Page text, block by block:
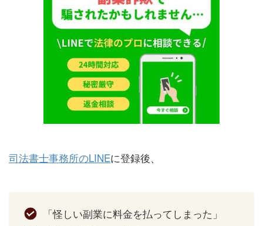
司法書士事務所のLINEに登録後、
「怪しい副業に料金を払ってしまった」